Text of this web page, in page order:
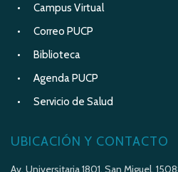
Campus Virtual
Correo PUCP
Biblioteca
Agenda PUCP
Servicio de Salud
UBICACIÓN Y CONTACTO
Av. Universitaria 1801, San Miguel,